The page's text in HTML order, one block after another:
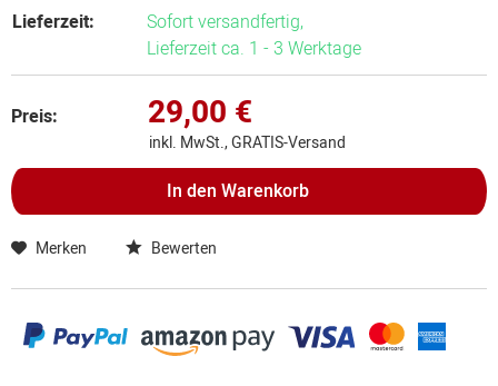
Lieferzeit:
Sofort versandfertig,
Lieferzeit ca. 1 - 3 Werktage
Preis: 29,00 €
inkl. MwSt., GRATIS-Versand
In den Warenkorb
Merken Bewerten